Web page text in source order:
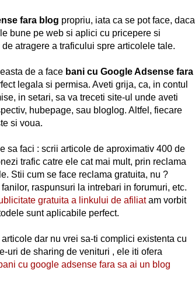
fara blog propriu, iata ca se pot face, daca
bune pe web si aplici cu pricepere si
atragere a traficului spre articolele tale.
de a face bani cu Google Adsense fara
legala si permisa. Aveti grija, ca, in contul
in setari, sa va treceti site-ul unde aveti
hubepage, sau bloglog. Altfel, fiecare
si voua.
sa faci : scrii articole de aproximativ 400 de
trafic catre ele cat mai mult, prin reclama
Stii cum se face reclama gratuita, nu ?
raspunsuri la intrebari in forumuri, etc.
gratuita a linkului de afiliatam vorbit
sunt aplicabile perfect.
dar nu vrei sa-ti complici existenta cu
uri de sharing de venituri , ele iti ofera
cu google adsense fara sa ai un blog